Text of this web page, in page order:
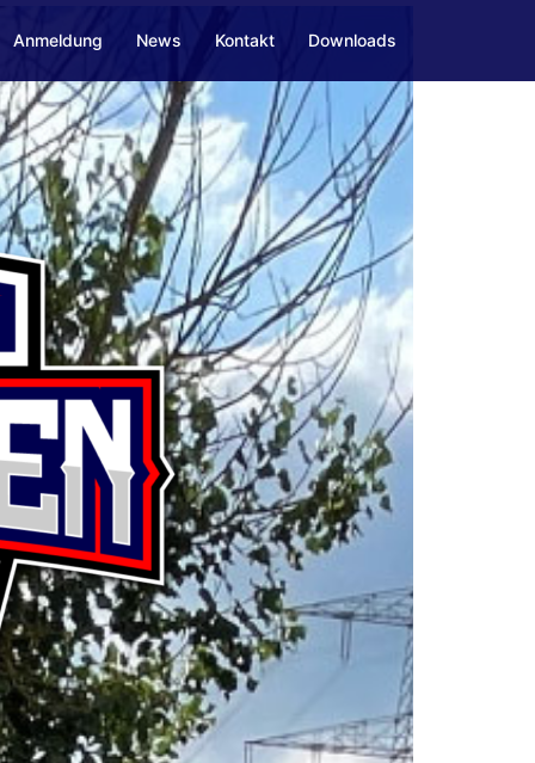
Anmeldung News Kontakt Downloads